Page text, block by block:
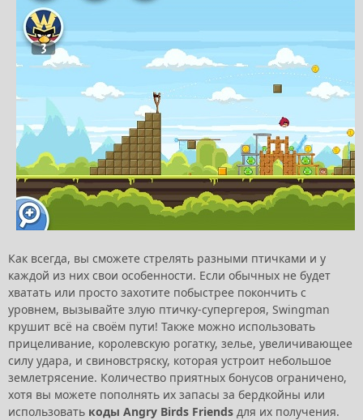
Как всегда, вы сможете стрелять разными птичками и у
каждой из них свои особенности. Если обычных не будет
хватать или просто захотите побыстрее покончить с
уровнем, вызывайте злую птичку-супергероя, Swingman
крушит всё на своём пути! Также можно использовать
прицеливание, королевскую рогатку, зелье, увеличивающее
силу удара, и свиновстряску, которая устроит небольшое
землетрясение. Количество приятных бонусов ограничено,
хотя вы можете пополнять их запасы за бердкойны или
использовать коды Angry Birds Friends для их получения.